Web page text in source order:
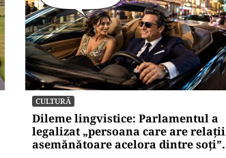
CULTURĂ
Dileme lingvistice: Parlamentul a
legalizat „persoana care are relații
asemănătoare acelora dintre soți”.